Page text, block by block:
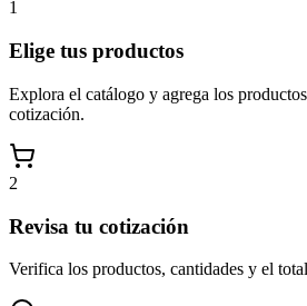
1
Elige tus productos
Explora el catálogo y agrega los
cotización.
2
Revisa tu cotización
Verifica los productos, cantidades y el